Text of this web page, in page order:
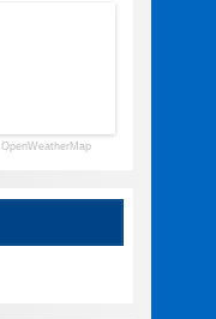
OpenWeatherMap